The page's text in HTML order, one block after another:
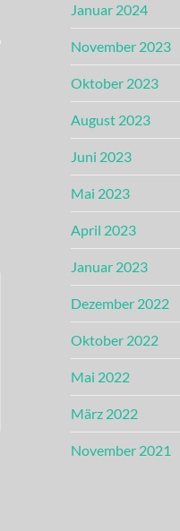
Januar 2024
November 2023
Oktober 2023
August 2023
Juni 2023
Mai 2023
April 2023
Januar 2023
Dezember 2022
Oktober 2022
Mai 2022
März 2022
November 2021